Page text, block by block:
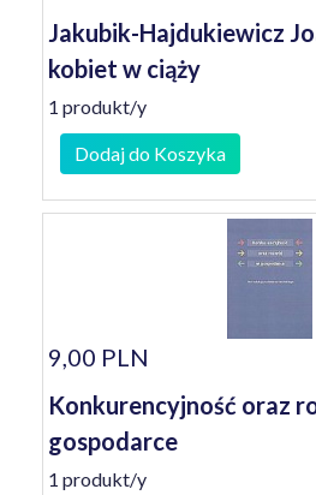
Jakubik-Hajdukiewicz
kobiet w ciąży
1 produkt/y
Dodaj do Koszyka
9,00 PLN
Konkurencyjność oraz
gospodarce
1 produkt/y